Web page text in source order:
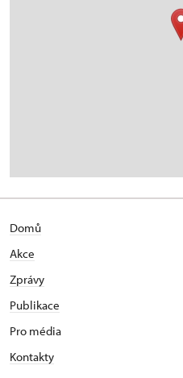
Domů
Akce
Zprávy
Publikace
Pro média
Kontakty